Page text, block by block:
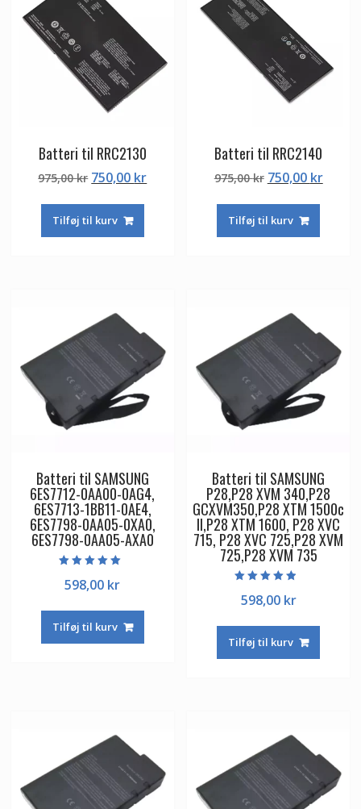
Batteri til RRC2130
975,00kr Den
pris
var:
750,00 krDen
Tilføj til kurv
Batteri til RRC2140
975,00kr Den
pris
var:
750,00 krDen
Tilføj til kurv
Batteri til SAMSUNG
6ES7712-0AA00-0AG4,
6ES7713-1BB11-0AE4,
6ES7798-0AA05-0XA0,
6ES7798-0AA05-AXA0
5.00
ud af 5
598,00 kr
Tilføj til kurv
Batteri til SAMSUNG
P28,P28 XVM 340,P28
GCXVM350,P28 XTM 1500c
II,P28 XTM 1600, P28 XVC
715, P28 XVC 725,P28 XVM
725,P28 XVM 735
4.50
ud af 5
598,00 kr
Tilføj til kurv